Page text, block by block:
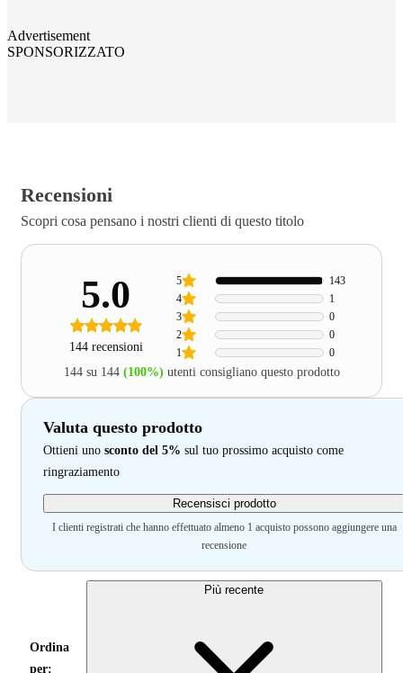
Advertisement
SPONSORIZZATO
Recensioni
Scopri cosa pensano i nostri clienti di questo titolo
5.0
144 recensioni 1 0
2 0
3 0
4 1
5 143
144 su 144 (100%) utenti consigliano questo prodotto
Valuta questo prodotto
Ottieni uno sconto del 5% sul tuo prossimo acquisto come
ringraziamento
Recensisci prodotto
I clienti registrati che hanno effettuato almeno 1 acquisto possono aggiungere una
recensione
Ordina
per:
Più recente